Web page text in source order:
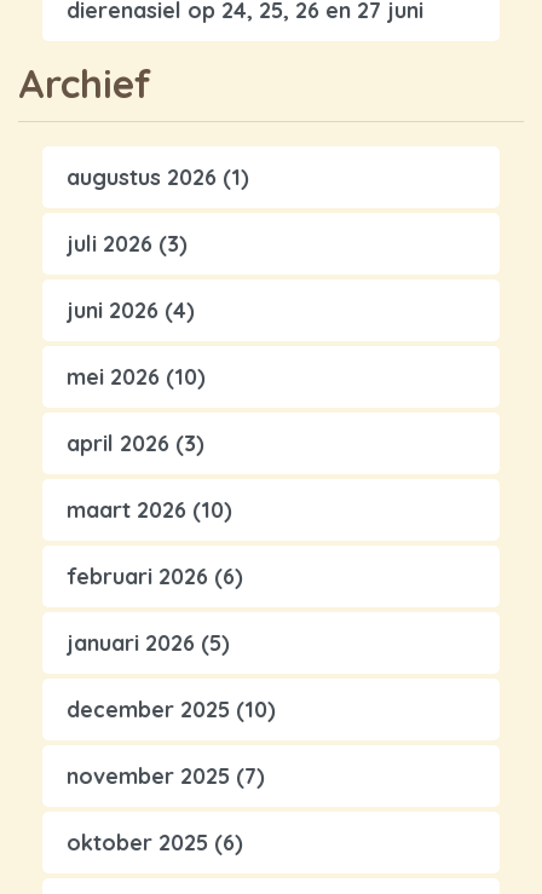
dierenasiel op 24, 25, 26 en 27 juni
Archief
augustus 2026 (1)
juli 2026 (3)
juni 2026 (4)
mei 2026 (10)
april 2026 (3)
maart 2026 (10)
februari 2026 (6)
januari 2026 (5)
december 2025 (10)
november 2025 (7)
oktober 2025 (6)